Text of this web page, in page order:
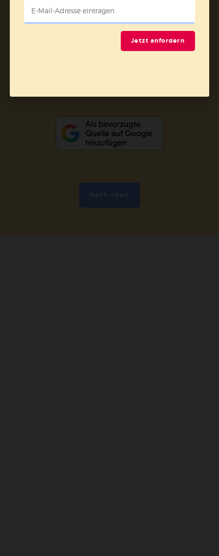
AGB und Widerrufsbelehrung
Vertrag widerrufen
Jetzt anfordern